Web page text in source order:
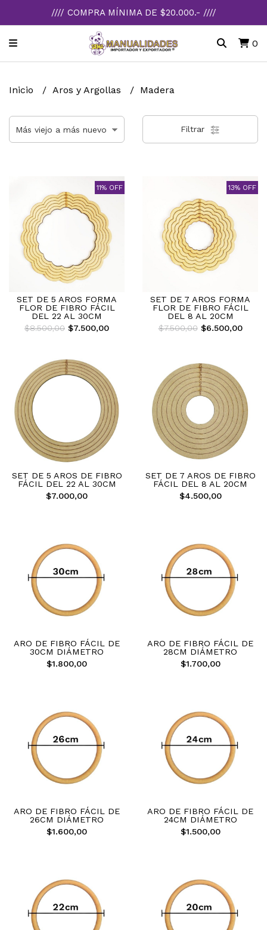
//// COMPRA MÍNIMA DE $20.000.- ////
0
Inicio Aros y Argollas Madera
Filtrar
11% OFF
SET DE 5 AROS FORMA
FLOR DE FIBRO FÁCIL
DEL 22 AL 30CM
$8.500,00 $7.500,00
13% OFF
SET DE 7 AROS FORMA
FLOR DE FIBRO FÁCIL
DEL 8 AL 20CM
$7.500,00$6.500,00
SET DE 5 AROS DE FIBRO
FÁCIL DEL 22 AL 30CM
$7.000,00
SET DE 7 AROS DE FIBRO
FÁCIL DEL 8 AL 20CM
$4.500,00
ARO DE FIBRO FÁCIL DE
30CM DIÁMETRO
$1.800,00
ARO DE FIBRO FÁCIL DE
28CM DIÁMETRO
$1.700,00
ARO DE FIBRO FÁCIL DE
26CM DIÁMETRO
$1.600,00
ARO DE FIBRO FÁCIL DE
24CM DIÁMETRO
$1.500,00